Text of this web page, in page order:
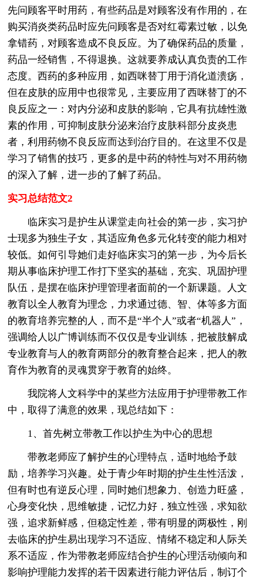
先问顾客平时用药，有些药品是对顾客没有作用的，在
购买消炎类药品时应先问顾客是否对红霉素过敏，以免
拿错药，对顾客造成不良反应。为了确保药品的质量，
药品一经销售，不得退换。这就要养成认真负责的工作
态度。西药的多种应用，如西咪替丁用于消化道溃疡，
但在皮肤的应用中也很常见，主要应用了西咪替丁的不
良反应之一：对内分泌和皮肤的影响，它具有抗雄性激
素的作用，可抑制皮肤分泌来治疗皮肤科部分皮炎患
者，利用药物不良反应而达到治疗目的。在这里不仅是
学习了销售的技巧，更多的是中药的特性与对不用药物
的深入了解，进一步的了解了药品。
实习总结范文2
临床实习是护生从课堂走向社会的第一步，实习护
士现多为独生子女，其适应角色多元化转变的能力相对
较低。如何引导她们走好临床实习的第一步，为今后长
期从事临床护理工作打下坚实的基础，充实、巩固护理
队伍，是摆在临床护理管理者面前的一个新课题。人文
教育以全人教育为理念，力求通过德、智、体等多方面
的教育培养完整的人，而不是“半个人”或者“机器人”，
强调给人以广博训练而不仅仅是专业训练，把被肢解成
专业教育与人的教育两部分的教育整合起来，把人的教
育作为教育的灵魂贯穿于教育的始终。
我院将人文科学中的某些方法应用于护理带教工作
中，取得了满意的效果，现总结如下：
1、首先树立带教工作以护生为中心的思想
带教老师应了解护生的心理特点，适时地给予鼓
励，培养学习兴趣。处于青少年时期的护生生性活泼，
但有时也有逆反心理，同时她们想象力、创造力旺盛，
心身变化快，思维敏捷，记忆力好，独立性强，求知欲
强，追求新鲜感，但稳定性差，带有明显的两极性，刚
去临床的护生易出现学习不适应、情绪不稳定和人际关
系不适应，作为带教老师应结合护生的心理活动倾向和
影响护理能力发挥的若干因素进行能力评估后，制订个